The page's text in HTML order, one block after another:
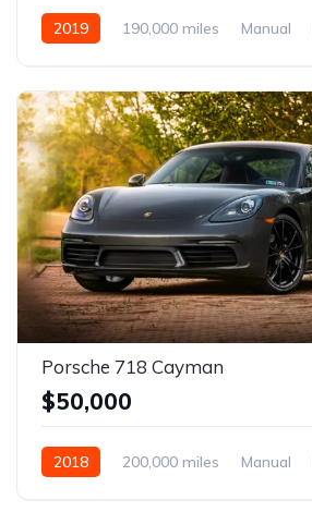
2019 190,000 miles Manual
Porsche 718 Cayman
$50,000
2018 200,000 miles Manual